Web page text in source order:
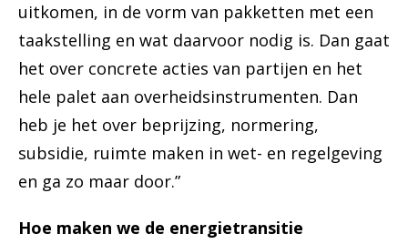
uitkomen, in de vorm van pakketten met een
taakstelling en wat daarvoor nodig is. Dan gaat
het over concrete acties van partijen en het
hele palet aan overheidsinstrumenten. Dan
heb je het over beprijzing, normering,
subsidie, ruimte maken in wet- en regelgeving
en ga zo maar door.”
Hoe maken we de energietransitie